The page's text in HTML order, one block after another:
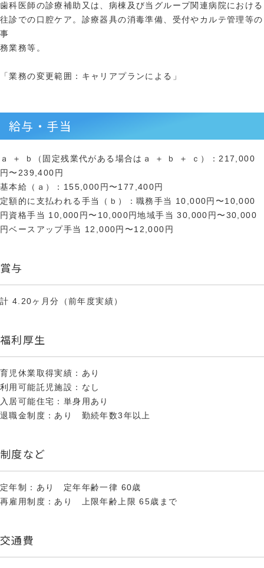
歯科医師の診療補助又は、病棟及び当グループ関連病院における
往診での口腔ケア。診療器具の消毒準備、受付やカルテ管理等の
事
務業務等。
「業務の変更範囲：キャリアプランによる」
給与・手当
ａ ＋ ｂ（固定残業代がある場合はａ ＋ ｂ ＋ ｃ）：217,000
円〜239,400円
基本給（ａ）：155,000円〜177,400円
定額的に支払われる手当（ｂ）：職務手当 10,000円〜10,000
円資格手当 10,000円〜10,000円地域手当 30,000円〜30,000
円ベースアップ手当 12,000円〜12,000円
賞与
計 4.20ヶ月分（前年度実績）
福利厚生
育児休業取得実績：あり
利用可能託児施設：なし
入居可能住宅：単身用あり
退職金制度：あり 勤続年数3年以上
制度など
定年制：あり 定年年齢一律 60歳
再雇用制度：あり 上限年齢上限 65歳まで
交通費